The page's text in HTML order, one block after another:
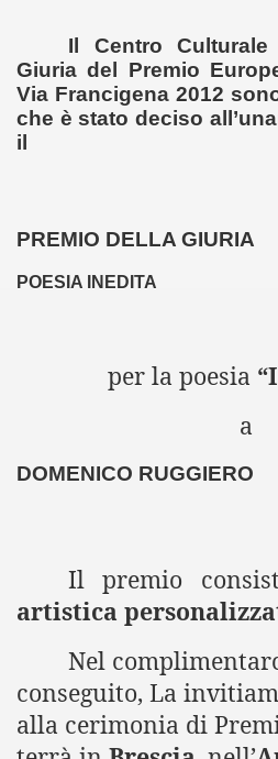
Il Centro
Giuria del Premio
Via Francigena 2012
che è stato deciso
il
PREMIO DELLA GIURIA
POESIA INEDITA
per la poesia
a
DOMENICO RUGGIERO
Il premio
artistica
Nel
conseguito, La
alla cerimonia di
(22-1-2013)
2012 (8-2-2013)
ed. (15-3-2013)
(27-5-2013)
REA (22-06-2013)
(29-6-2013)
- Comune di Sartirana
LAGO (club unesco tolentino -
10-2013)